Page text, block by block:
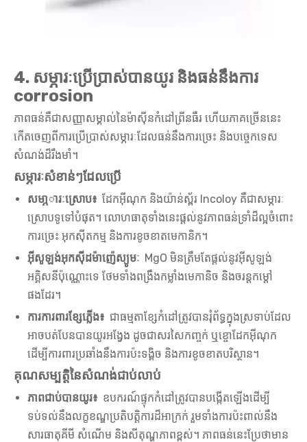
4. សម្ភារៈប្រើប្រាស់បានយូរ និងធន់នឹងការ
corrosion
ភាពធន់គឺជាសញ្ញាសម្គាល់នៃម៉ាស៊ីនកំដៅព្រីនធឺរ ហើយភាគច្រើននេះ
កើតចេញពីការប្រើប្រាស់សម្ភារៈដែលធន់នឹងការច្រេះ និងបច្ចេកទេស
សំណង់ដ៏រឹងមាំ។
សម្ភារៈសំខាន់ៗដែលប្រើ
សមា្ភារៈស្រោប៖ ដែកអ៊ីណុក និងយ៉ាន់ស្ព័រ Incoloy គឺជាសម្ភារៈ
ស្រោបទូទៅបំផុត។ លោហធាតុទាំងនេះផ្តល់នូវភាពធន់ទ្រាំដ៏ល្អចំពោះ
ការច្រេះ អុកស៊ីតកម្ម និងការខូចខាតមេកានិក។
អ៊ីសូឡង់អុកស៊ីដម៉ាញ៉េស្យូមៈ MgO មិនត្រឹមតែផ្តល់នូវអ៊ីសូឡង់
អគ្គិសនីប៉ុណ្ណោះទេ ថែមទាំងពង្រឹងកម្លាំងមេកានិច និងចរន្តកម្ដៅ
ផងដែរ។
ការការពារខ្សែភ្លើង៖ ជាធម្មតាខ្សែកំដៅត្រូវបានរុំព័ទ្ធក្នុងស្រទាប់ដែល
អាចបត់បែនបានយូរអង្វែង ដូចជាសរសៃកញ្ចក់ ឬខ្ចោដែកអ៊ីណុក
ដើម្បីការពារប្រឆាំងនឹងការប៉ះទង្គិច និងការខូចខាតបរិស្ថាន។
គុណសម្បត្តិនៃសំណង់ជាប់លាប់
ភាពជាប់បានយូរ៖ ឧបករណ៍ផ្ទុកកំដៅត្រូវបានបង្កើតឡើងដើម្បី
ទប់ទល់នឹងលក្ខខណ្ឌប្រតិបត្តិការដ៏អាក្រក់ រួមទាំងការប៉ះពាល់នឹង
សារធាតុគីមី សំណើម និងសីតុណ្ហភាពខ្ពស់។ ភាពធន់នេះប្រែថាមាន